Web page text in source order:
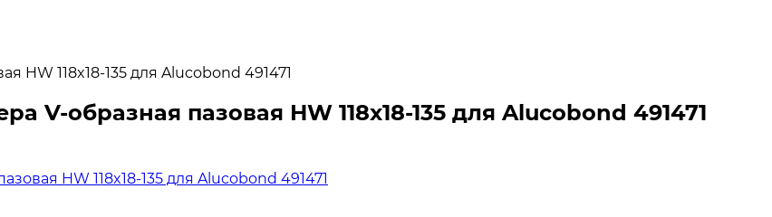
HW 118x18-135 для Alucobond 491471
V-образная пазовая HW 118x18-135 для Alucobond 491471
HW 118x18-135 для Alucobond 491471